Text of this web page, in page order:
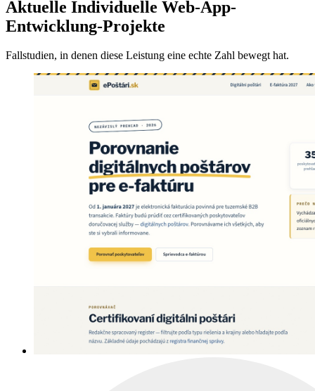
Aktuelle Individuelle Web-App-
Entwicklung-Projekte
Fallstudien, in denen diese Leistung eine echte Zahl bewegt hat.